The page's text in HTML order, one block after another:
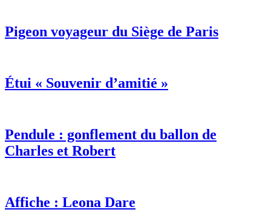
Pigeon voyageur du Siège de Paris
Étui « Souvenir d’amitié »
Pendule : gonflement du ballon de
Charles et Robert
Affiche : Leona Dare